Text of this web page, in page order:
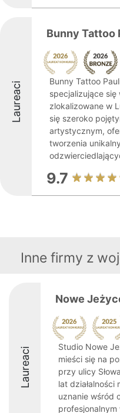
Laureaci
Bunny Tattoo
Bunny Tattoo
specjalizujące
zlokalizowane w
się szeroko
artystycznym,
tworzenia
9.7
Inne firmy z
Laureaci
Nowe
Studio Nowe
mieści się na
przy ulicy
lat działalności
uznanie wśród